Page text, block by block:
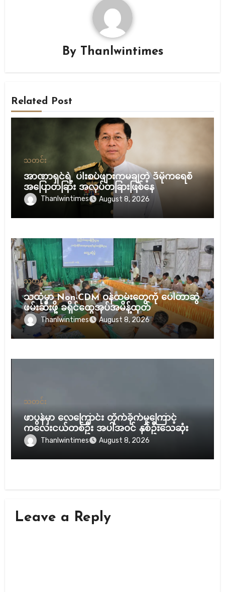
By Thanlwintimes
Related Post
သတင်း
အာဏာရှင်ရဲ့ ပါးစပ်ဖျားကမချတဲ့ ဒီမိုကရေစီ
အပြောတခြား အလုပ်တခြားဖြစ်နေ
Thanlwintimes August 8, 2026
သတင်း
သထုံမှာ Non-CDM ဝန်ထမ်းတွေကို ပေါ်တာဆွဲ
ဖမ်းဆီးဖို့ ခရိုင်ထွေအုပ်အမိန့်ထုတ်
Thanlwintimes August 8, 2026
သတင်း
ဖာပွန်မှာ လေကြောင်း တိုက်ခိုက်မှုကြောင့်
ကလေးငယ်တစ်ဦး အပါအဝင် နှစ်ဦးသေဆုံး
Thanlwintimes August 8, 2026
Leave a Reply